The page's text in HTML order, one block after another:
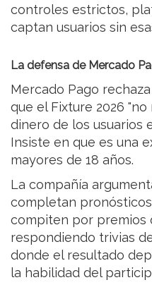
controles estrictos,
captan usuarios sin
La defensa de Mercado
Mercado Pago
que el Fixture 2026
dinero de los usuarios
Insiste en que es una
mayores de 18 años.
La compañía
completan
compiten por premios
respondiendo trivias
donde el resultado
la habilidad del